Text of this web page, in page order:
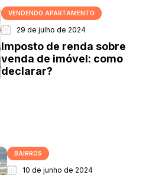
VENDENDO APARTAMENTO
29 de julho de 2024
Imposto de renda sobre
venda de imóvel: como
declarar?
BAIRROS
10 de junho de 2024